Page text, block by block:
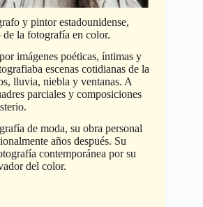
y pintor estadounidense,
la fotografía en color.
imágenes poéticas, íntimas y
escenas cotidianas de la
lluvia, niebla y ventanas. A
parciales y composiciones
de moda, su obra personal
años después. Su
contemporánea por su
del color.